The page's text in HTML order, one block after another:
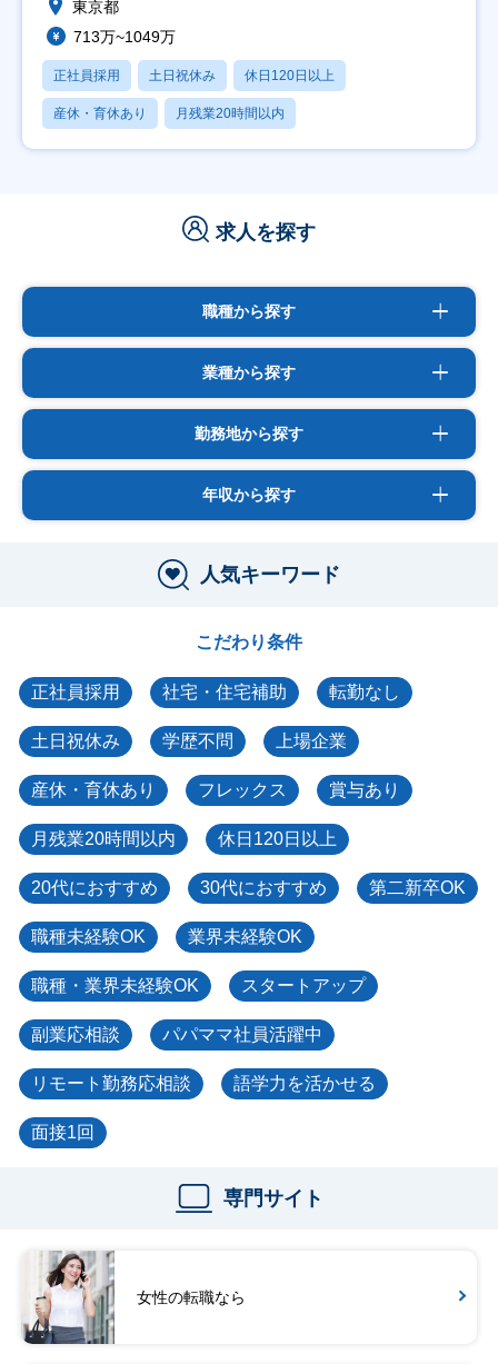
東京都
713万~1049万
正社員採用 土日祝休み 休日120日以上
産休・育休あり 月残業20時間以内
求人を探す
職種から探す
業種から探す
勤務地から探す
年収から探す
人気キーワード
こだわり条件
正社員採用 社宅・住宅補助 転勤なし
土日祝休み 学歴不問 上場企業
産休・育休あり フレックス 賞与あり
月残業20時間以内 休日120日以上
20代におすすめ 30代におすすめ 第二新卒OK
職種未経験OK 業界未経験OK
職種・業界未経験OK スタートアップ
副業応相談 パパママ社員活躍中
リモート勤務応相談 語学力を活かせる
面接1回
専門サイト
女性の転職なら